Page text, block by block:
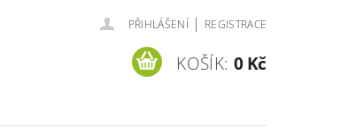
PŘIHLÁŠENÍ | REGISTRACE
KOŠÍK: 0 Kč